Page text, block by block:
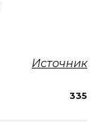
Источник
335